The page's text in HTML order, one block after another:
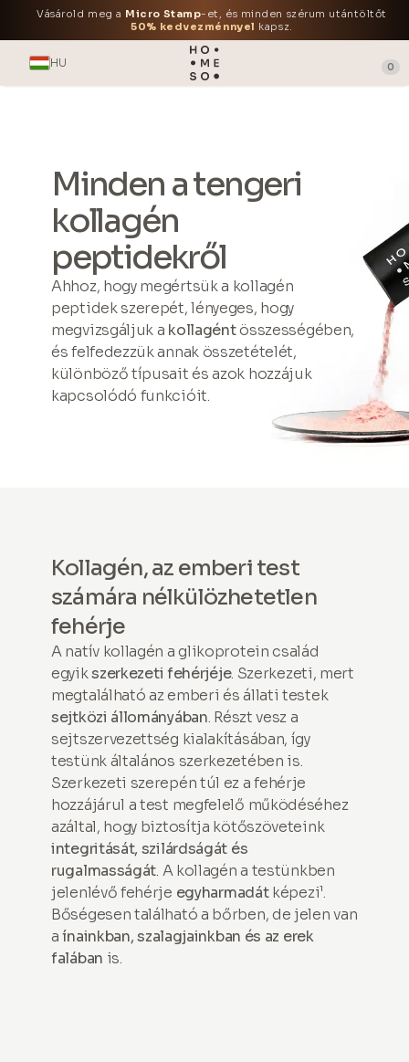
Vásárold meg a Micro Stamp-et, és minden szérum utántöltőt
50% kedvezménnyel kapsz.
HU 0
Minden a tengeri
kollagén
peptidekről
Ahhoz, hogy megértsük a kollagén
peptidek szerepét, lényeges, hogy
megvizsgáljuk a kollagéntösszességében,
és felfedezzük annak összetételét,
különböző típusait és azok hozzájuk
kapcsolódó funkcióit.
Kollagén, az emberi test
számára nélkülözhetetlen
fehérje
A natív kollagén a glikoprotein család
egyikszerkezeti fehérjéje. Szerkezeti, mert
megtalálható az emberi és állati testek
sejtközi állományában. Részt vesz a
sejtszervezettség kialakításában, így
testünk általános szerkezetében is.
Szerkezeti szerepén túl ez a fehérje
hozzájárul a test megfelelő működéséhez
azáltal, hogy biztosítja kötőszöveteink
integritását, szilárdságát és
rugalmasságát. A kollagén a testünkben
jelenlévő fehérje egyharmadátképezi¹.
Bőségesen található a bőrben, de jelen van
aínainkban, szalagjainkban és az erek
falában is.